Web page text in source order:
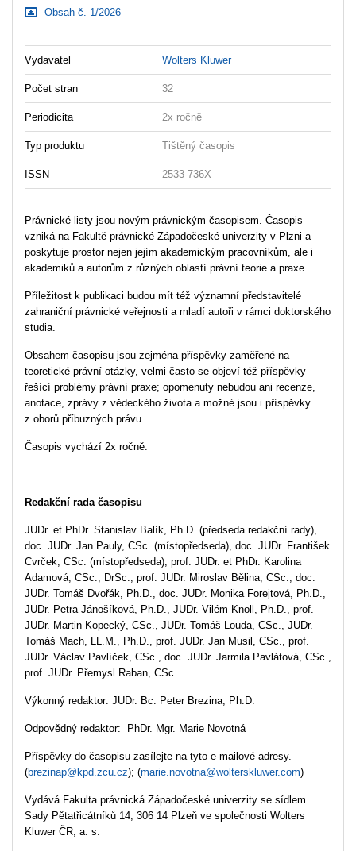
Obsah č. 1/2026
Vydavatel Wolters Kluwer
Počet stran 32
Periodicita 2x ročně
Typ produktu Tištěný časopis
ISSN 2533-736X
Právnické listy jsou novým právnickým časopisem. Časopis
vzniká na Fakultě právnické Západočeské univerzity v Plzni a
poskytuje prostor nejen jejím akademickým pracovníkům, ale i
akademiků a autorům z různých oblastí právní teorie a praxe.
Příležitost k publikaci budou mít též významní představitelé
zahraniční právnické veřejnosti a mladí autoři v rámci doktorského
studia.
Obsahem časopisu jsou zejména příspěvky zaměřené na
teoretické právní otázky, velmi často se objeví též příspěvky
řešící problémy právní praxe; opomenuty nebudou ani recenze,
anotace, zprávy z vědeckého života a možné jsou i příspěvky
z oborů příbuzných právu.
Časopis vychází 2x ročně.
Redakční rada časopisu
JUDr. et PhDr. Stanislav Balík, Ph.D. (předseda redakční rady),
doc. JUDr. Jan Pauly, CSc. (místopředseda), doc. JUDr. František
Cvrček, CSc. (místopředseda), prof. JUDr. et PhDr. Karolina
Adamová, CSc., DrSc., prof. JUDr. Miroslav Bělina, CSc., doc.
JUDr. Tomáš Dvořák, Ph.D., doc. JUDr. Monika Forejtová, Ph.D.,
JUDr. Petra Jánošíková, Ph.D., JUDr. Vilém Knoll, Ph.D., prof.
JUDr. Martin Kopecký, CSc., JUDr. Tomáš Louda, CSc., JUDr.
Tomáš Mach, LL.M., Ph.D., prof. JUDr. Jan Musil, CSc., prof.
JUDr. Václav Pavlíček, CSc., doc. JUDr. Jarmila Pavlátová, CSc.,
prof. JUDr. Přemysl Raban, CSc.
Výkonný redaktor: JUDr. Bc. Peter Brezina, Ph.D.
Odpovědný redaktor: PhDr. Mgr. Marie Novotná
Příspěvky do časopisu zasílejte na tyto e-mailové adresy.
(brezinap@kpd.zcu.cz); (marie.novotna@wolterskluwer.com)
Vydává Fakulta právnická Západočeské univerzity se sídlem
Sady Pětatřicátníků 14, 306 14 Plzeň ve společnosti Wolters
Kluwer ČR, a. s.